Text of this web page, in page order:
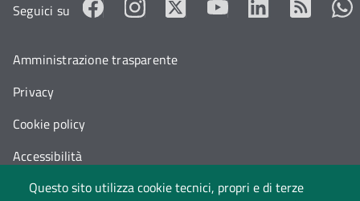
Questo sito utilizza cookie tecnici, propri e di terze
Seguici su
Amministrazione trasparente
Privacy
Cookie policy
Accessibilità
Cambia idea sui cookie